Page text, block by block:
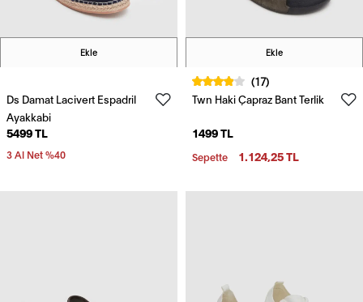
Ekle
Ds Damat Lacivert Espadril
Ayakkabi
5499 TL
3 Al Net %40
Ekle
(17)
Twn Haki Çapraz Bant Terlik
1499 TL
Sepette 1.124,25 TL